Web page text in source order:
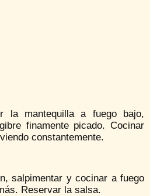
la mantequilla a fuego bajo,
finamente picado. Cocinar
constantemente.
salpimentar y cocinar a fuego
Reservar la salsa.